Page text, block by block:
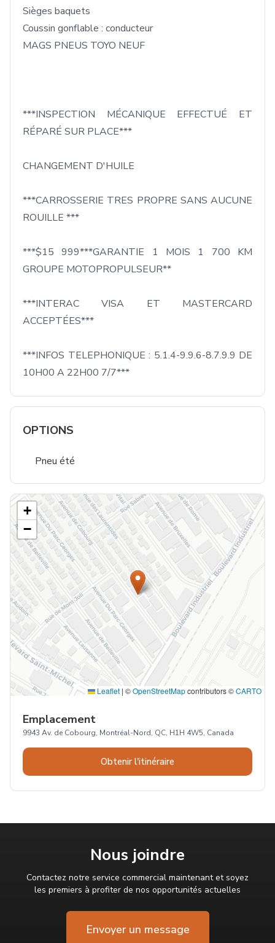
Sièges baquets
Coussin gonflable : conducteur
MAGS PNEUS TOYO NEUF
***INSPECTION MÉCANIQUE EFFECTUÉ ET
RÉPARÉ SUR PLACE***
CHANGEMENT D'HUILE
***CARROSSERIE TRES PROPRE SANS AUCUNE
ROUILLE ***
***$15 999***GARANTIE 1 MOIS 1 700 KM
GROUPE MOTOPROPULSEUR**
***INTERAC VISA ET MASTERCARD
ACCEPTÉES***
***INFOS TELEPHONIQUE : 5.1.4-9.9.6-8.7.9.9 DE
10H00 A 22H00 7/7***
OPTIONS
Pneu été
+
−
Leaflet | ©OpenStreetMapcontributors ©CARTO
Emplacement
9943 Av. de Cobourg, Montréal-Nord, QC, H1H 4W5, Canada
Obtenir l'itinéraire
Nous joindre
Contactez notre service commercial maintenant et soyez
les premiers à profiter de nos opportunités actuelles
Envoyer un message